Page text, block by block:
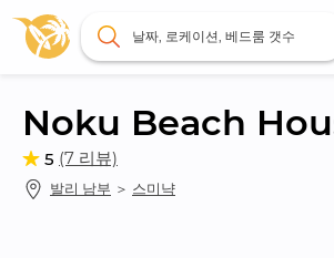
날짜, 로케이션, 베드룸 갯수
Noku Beach
5 (7 리뷰)
발리 남부 ＞ 스미냑